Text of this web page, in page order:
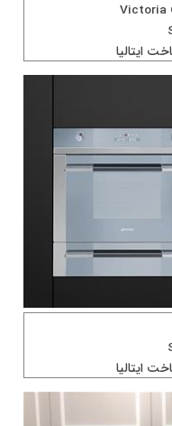
Victoria
ايتاليا
ايتاليا